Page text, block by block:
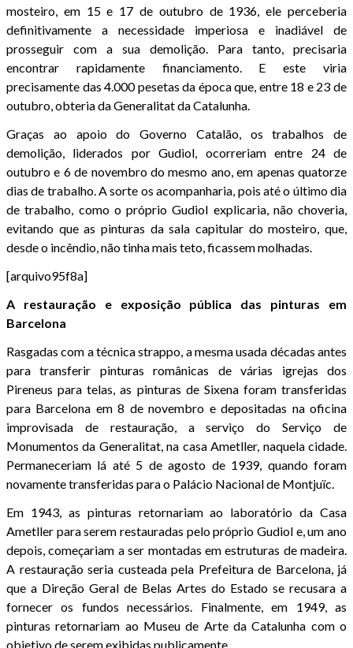
mosteiro, em 15 e 17 de outubro de 1936, ele perceberia
definitivamente a necessidade imperiosa e inadiável de
prosseguir com a sua demolição. Para tanto, precisaria
encontrar rapidamente financiamento. E este viria
precisamente das 4.000 pesetas da época que, entre 18 e 23 de
outubro, obteria da Generalitat da Catalunha.
Graças ao apoio do Governo Catalão, os trabalhos de
demolição, liderados por Gudiol, ocorreriam entre 24 de
outubro e 6 de novembro do mesmo ano, em apenas quatorze
dias de trabalho. A sorte os acompanharia, pois até o último dia
de trabalho, como o próprio Gudiol explicaria, não choveria,
evitando que as pinturas da sala capitular do mosteiro, que,
desde o incêndio, não tinha mais teto, ficassem molhadas.
[arquivo95f8a]
A restauração e exposição pública das pinturas em
Barcelona
Rasgadas com a técnica strappo, a mesma usada décadas antes
para transferir pinturas românicas de várias igrejas dos
Pireneus para telas, as pinturas de Sixena foram transferidas
para Barcelona em 8 de novembro e depositadas na oficina
improvisada de restauração, a serviço do Serviço de
Monumentos da Generalitat, na casa Ametller, naquela cidade.
Permaneceriam lá até 5 de agosto de 1939, quando foram
novamente transferidas para o Palácio Nacional de Montjuïc.
Em 1943, as pinturas retornariam ao laboratório da Casa
Ametller para serem restauradas pelo próprio Gudiol e, um ano
depois, começariam a ser montadas em estruturas de madeira.
A restauração seria custeada pela Prefeitura de Barcelona, já
que a Direção Geral de Belas Artes do Estado se recusara a
fornecer os fundos necessários. Finalmente, em 1949, as
pinturas retornariam ao Museu de Arte da Catalunha com o
objetivo de serem exibidas publicamente.